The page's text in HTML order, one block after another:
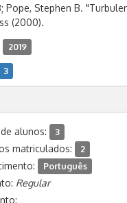
Pope, Stephen B.
(2000).
2019
3
alunos: 3
matriculados: 2
Português
Regular